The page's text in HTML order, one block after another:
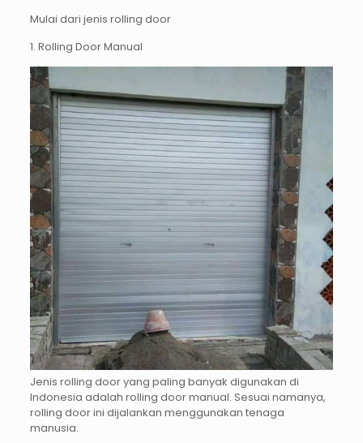
Mulai dari jenis rolling door
1. Rolling Door Manual
Jenis rolling door yang paling banyak digunakan di
Indonesia adalah rolling door manual. Sesuai namanya,
rolling door ini dijalankan menggunakan tenaga
manusia.